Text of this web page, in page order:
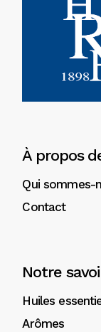
À propos
Qui sommes-
Contact
Notre
Huiles
Arômes